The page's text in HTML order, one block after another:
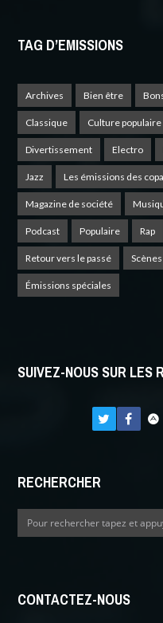
TAG D’EMISSIONS
Archives Bien être
Classique Culture populaire
Divertissement Electro
Jazz Les émissions des
Magazine de société
Podcast Populaire Rap
Retour vers le passé
Émissions spéciales
SUIVEZ-NOUS SUR LES
RECHERCHER
CONTACTEZ-NOUS